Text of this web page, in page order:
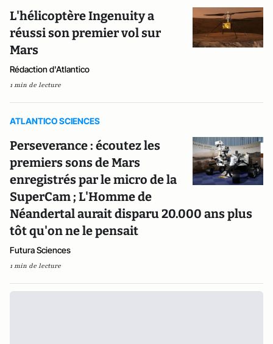
L'hélicoptère Ingenuity a
réussi son premier vol sur
Mars
Rédaction d'Atlantico
1 min de lecture
ATLANTICO SCIENCES
Perseverance : écoutez les
premiers sons de Mars
enregistrés par le micro de la
SuperCam ; L'Homme de
Néandertal aurait disparu 20.000 ans plus
tôt qu'on ne le pensait
Futura Sciences
1 min de lecture